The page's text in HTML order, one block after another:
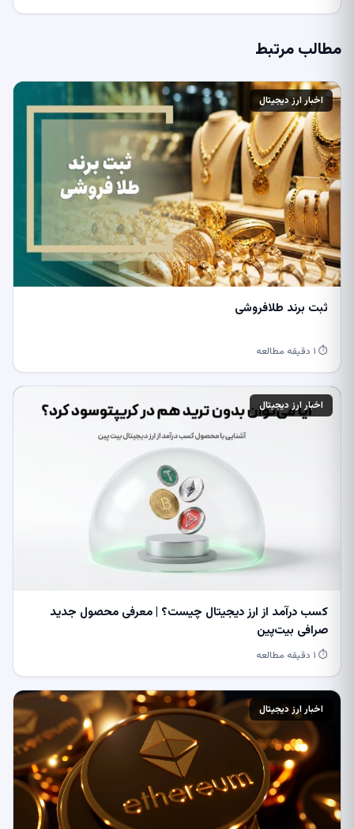
مطالب مرتبط
اخبار ارز دیجیتال
ثبت برند طلافروشی
⏱ ۱ دقیقه مطالعه
اخبار ارز دیجیتال
کسب درآمد از ارز دیجیتال چیست؟ | معرفی محصول جدید
صرافی بیت‌پین
⏱ ۱ دقیقه مطالعه
اخبار ارز دیجیتال